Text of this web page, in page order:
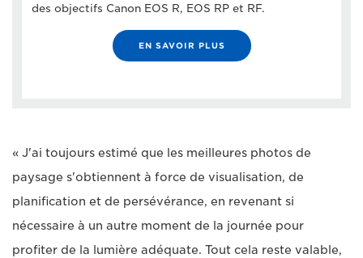
des objectifs Canon EOS R, EOS RP et RF.
EN SAVOIR PLUS
« J'ai toujours estimé que les meilleures photos de
paysage s'obtiennent à force de visualisation, de
planification et de persévérance, en revenant si
nécessaire à un autre moment de la journée pour
profiter de la lumière adéquate. Tout cela reste valable,